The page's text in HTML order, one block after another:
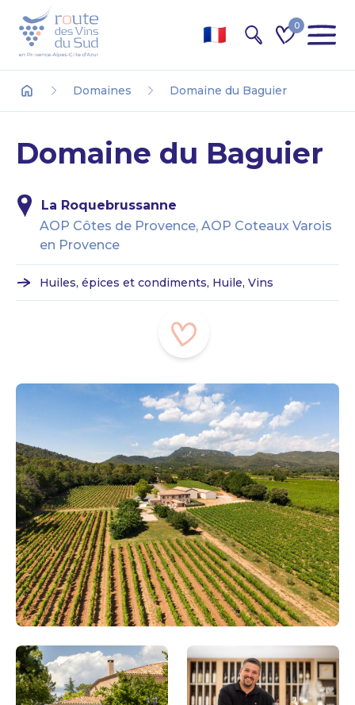
0
Domaines Domaine du Baguier
Domaine du Baguier
La Roquebrussanne
AOP Côtes de Provence, AOP Coteaux Varois
en Provence
Huiles, épices et condiments, Huile, Vins